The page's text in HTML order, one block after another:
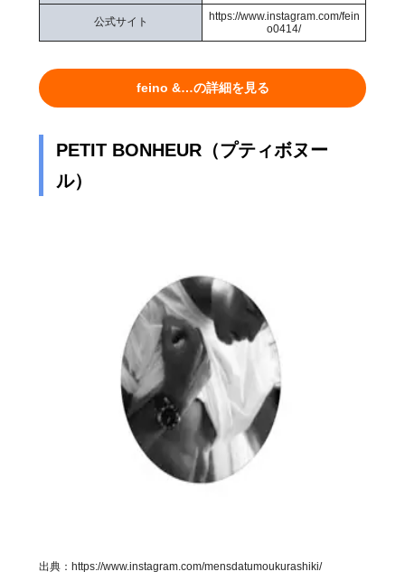
公式サイト
https://www.instagram.com/fein
o0414/
feino &…の詳細を見る
PETIT BONHEUR（プティボヌー
ル）
出典： https://www.instagram.com/mensdatumoukurashiki/